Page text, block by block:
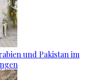
und Pakistan im